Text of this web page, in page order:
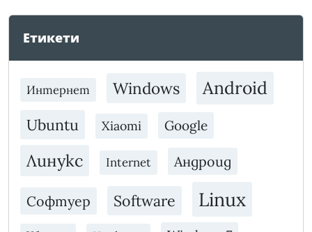
Етикети
Интернет Windows Android
Ubuntu Xiaomi Google
Линукс Internet Андроид
Софтуер Software Linux